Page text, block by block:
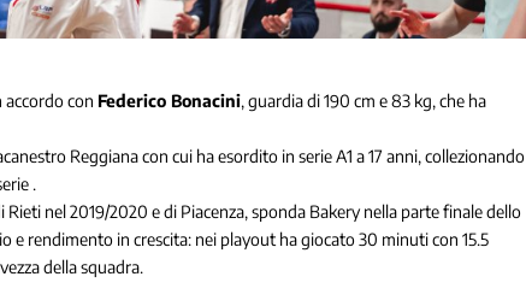
con Federico Bonacini, guardia di 190 cm e 83 kg, che ha
Reggiana con cui ha esordito in serie A1 a 17 anni, collezionando
.
nel 2019/2020 e di Piacenza, sponda Bakery nella parte finale dello
rendimento in crescita: nei playout ha giocato 30 minuti con 15.5
della squadra.